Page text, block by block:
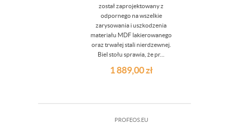
został zaprojektowany z
odpornego na wszelkie
zarysowania i uszkodzenia
materiału MDF lakierowanego
oraz trwałej stali nierdzewnej.
Biel stołu sprawia, że pr...
1 889,00zł
PROFEOS.EU